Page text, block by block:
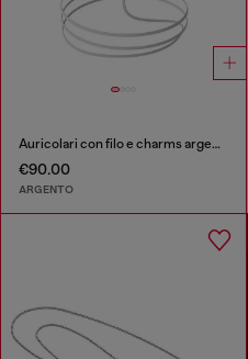
Auricolari con filo e charms argento
€90.00
ARGENTO